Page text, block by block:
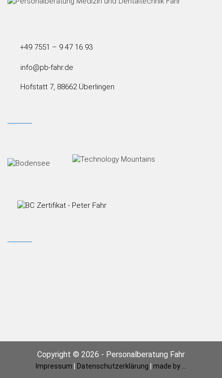
+49 7551 – 9 47 16 93
info@pb-fahr.de
Hofstatt 7, 88662 Überlingen
Copyright © 2026 - Personalberatung Fahr
Impressum | Datenschutzerklärung | made by ...